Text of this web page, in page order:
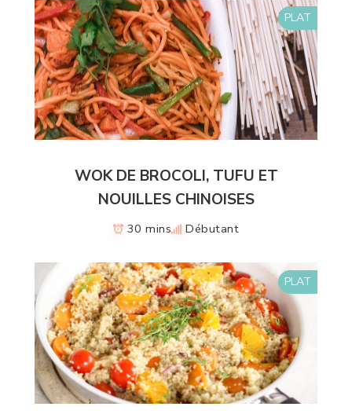
PLAT
WOK DE BROCOLI, TUFU ET
NOUILLES CHINOISES
30 mins Débutant
PLAT